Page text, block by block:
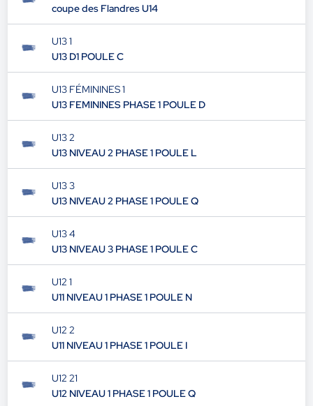
coupe des Flandres U14
U13 1
U13 D1 POULE C
U13 FÉMININES 1
U13 FEMININES PHASE 1 POULE D
U13 2
U13 NIVEAU 2 PHASE 1 POULE L
U13 3
U13 NIVEAU 2 PHASE 1 POULE Q
U13 4
U13 NIVEAU 3 PHASE 1 POULE C
U12 1
U11 NIVEAU 1 PHASE 1 POULE N
U12 2
U11 NIVEAU 1 PHASE 1 POULE I
U12 21
U12 NIVEAU 1 PHASE 1 POULE Q